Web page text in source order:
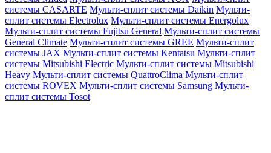
системы CASARTE Мульти-сплит системы Daikin Мульти-
сплит системы Electrolux Мульти-сплит системы Energolux
Мульти-сплит системы Fujitsu General Мульти-сплит системы
General Climate Мульти-сплит системы GREE Мульти-сплит
системы JAX Мульти-сплит системы Kentatsu Мульти-сплит
системы Mitsubishi Electric Мульти-сплит системы Mitsubishi
Heavy Мульти-сплит системы QuattroClima Мульти-сплит
системы ROVEX Мульти-сплит системы Samsung Мульти-
сплит системы Tosot